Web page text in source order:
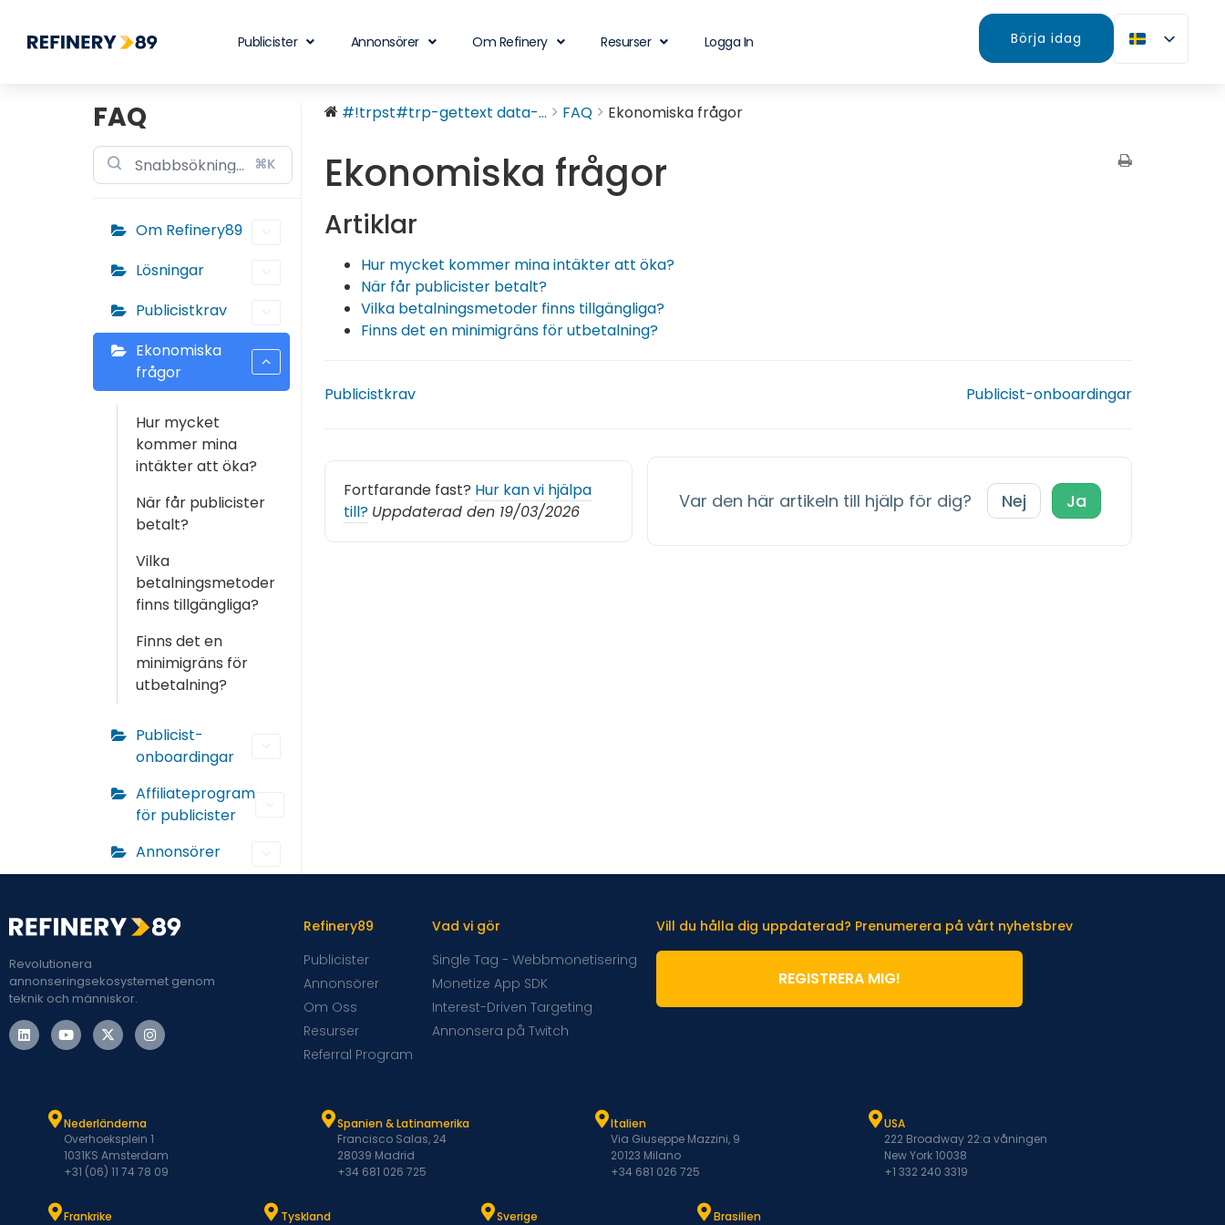
Publicister Annonsörer Om Refinery Resurser Logga In Börja idag
FAQ
⌘K
Om Refinery89
Lösningar
Publicistkrav
Ekonomiska
frågor
Hur mycket
kommer mina
intäkter att öka?
När får publicister
betalt?
Vilka
betalningsmetoder
finns tillgängliga?
Finns det en
minimigräns för
utbetalning?
Publicist-
onboardingar
Affiliateprogram
för publicister
Annonsörer
#!trpst#trp-gettext data-... FAQ Ekonomiska frågor
Ekonomiska frågor
Artiklar
Hur mycket kommer mina intäkter att öka?
När får publicister betalt?
Vilka betalningsmetoder finns tillgängliga?
Finns det en minimigräns för utbetalning?
Publicistkrav Publicist-onboardingar
Fortfarande fast? Hur kan vi hjälpa
till? Uppdaterad den 19/03/2026 Var den här artikeln till hjälp för dig? Nej Ja
Revolutionera
annonseringsekosystemet genom
teknik och människor.
Refinery89
Publicister
Annonsörer
Om Oss
Resurser
Referral Program
Vad vi gör
Single Tag - Webbmonetisering
Monetize App SDK
Interest-Driven Targeting
Annonsera på Twitch
Vill du hålla dig uppdaterad? Prenumerera på vårt nyhetsbrev
REGISTRERA MIG!
Nederländerna
Overhoeksplein 1
1031KS Amsterdam
+31 (06) 11 74 78 09
Spanien & Latinamerika
Francisco Salas, 24
28039 Madrid
+34 681 026 725
Italien
Via Giuseppe Mazzini, 9
20123 Milano
+34 681 026 725
USA
222 Broadway 22:a våningen
New York 10038
+1 332 240 3319
Frankrike
Tyskland
Sverige
Brasilien